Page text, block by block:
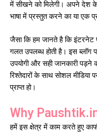
में सीखने को मिलेगी। अपने देश
भाषा में प्रस्तुत करने का या एक
जैसा कि हम जानते है कि इंटरनेट
गलतउपलब्धहोती है।इस ब्लॉग
उपयोगीऔरसहीजानकारी पड़ने
रिश्तेदारों के साथ सोशल
प्राप्त हो।
Why
हमें इस क्षेत्र में काम करते हुए